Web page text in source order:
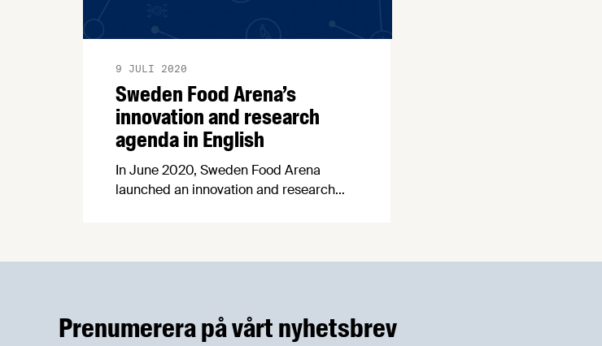
Sweden Food Arena’s
innovation and research
agenda in English
9 JULI 2020
In June 2020, Sweden Food Arena
launched an innovation and research
Prenumerera på vårt nyhetsbrev